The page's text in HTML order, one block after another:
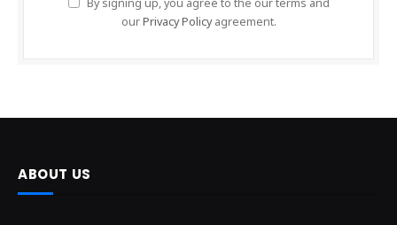
By signing up, you agree to the our terms and
ourPrivacy Policyagreement.
ABOUT US